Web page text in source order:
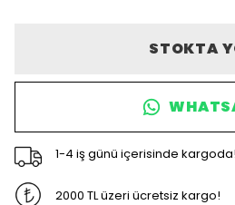
STOKTA
1-4 iş günü içerisinde kargoda!
2000 TL üzeri ücretsiz kargo!